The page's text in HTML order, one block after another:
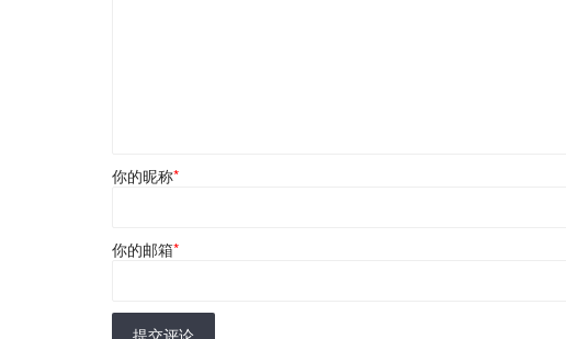
你的昵称*
你的邮箱*
提交评论